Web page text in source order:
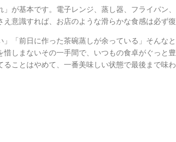
が基本です。電子レンジ、蒸し器、フライパン
意識すれば、お店のような滑らかな食感は必ず復
」「前日に作った茶碗蒸しが余っている」そんな
惜しまないその一手間で、いつもの食卓がぐっと
ことはやめて、一番美味しい状態で最後まで味わ